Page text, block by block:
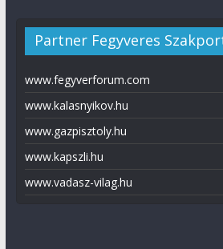
Partner Fegyveres
www.fegyverforum.com
www.kalasnyikov.hu
www.gazpisztoly.hu
www.kapszli.hu
www.vadasz-vilag.hu